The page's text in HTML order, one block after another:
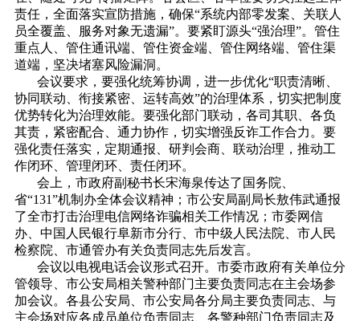
责任，全面落实宣防措施，确保“系统内部零发案、关联人
员全覆盖、服务对象无遗漏”。要紧盯源头“强治理”。管住
重点人、管住通讯端、管住资金端、管住网络端、管住渠
道端，坚决堵塞风险漏洞。
会议要求，要强化统筹协调，进一步优化“职责清晰、
协同联动、衔接紧密、运转高效”的治理体系，切实把制度
优势转化为治理效能。要强化部门联动，各司其职、各负
其责，紧密配合、通力协作，切实增强反诈工作合力。要
强化责任落实，定期通报、研判会商、联动治理，推动工
作闭环、管理闭环、责任闭环。
会上，市政府副秘书长宋海泉传达了国务院、
省“131”机制办全体会议精神；市公安局副局长敖伟武通报
了全市打击治理电信网络诈骗相关工作情况；市委网信
办、中国人民银行阜新市分行、市中级人民法院、市人民
检察院、市通管办有关负责同志先后发言。
会议以电视电话会议形式召开。市委市政府有关单位分
管领导、市公安局相关警种部门主要负责同志在主会场参
加会议。各县公安局、市公安局各分局主要负责同志、与
主会场对应各成员单位负责同志、各警种部门负责同志及